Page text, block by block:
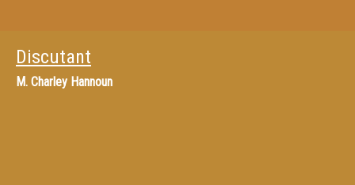
Discutant
M. Charley Hannoun